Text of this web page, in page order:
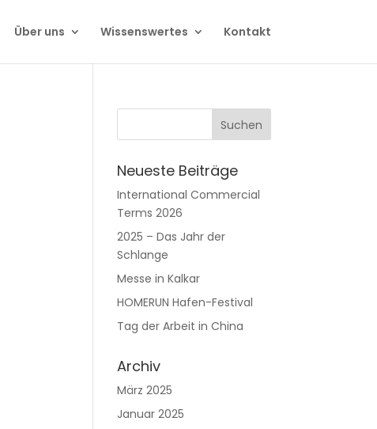
Über uns Wissenswertes Kontakt
Neueste Beiträge
International Commercial
Terms 2026
2025 – Das Jahr der
Schlange
Messe in Kalkar
HOMERUN Hafen-Festival
Tag der Arbeit in China
Archiv
März 2025
Januar 2025